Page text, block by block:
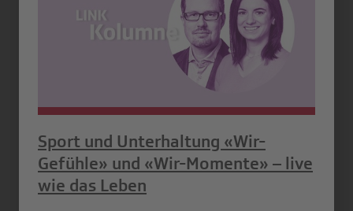
Sport und Unterhaltung «Wir-
Gefühle» und «Wir-Momente» – live
wie das Leben